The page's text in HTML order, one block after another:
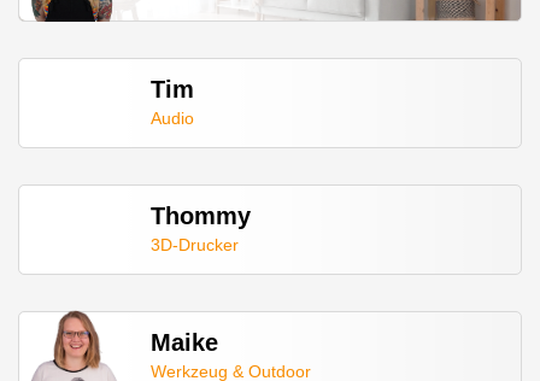
Tim
Audio
Thommy
3D-Drucker
Maike
Werkzeug & Outdoor